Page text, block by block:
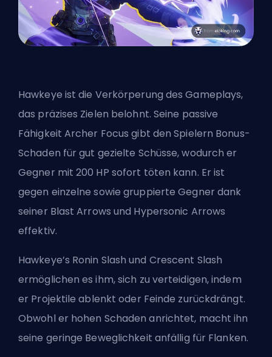
Hawkeye ist die Verkörperung des Gameplays,
das präzises Zielen belohnt. Seine passive
Fähigkeit Archer Focus gibt den Spielern Bonus-
Schaden für gut gezielte Schüsse, wodurch er
Gegner mit 200 HP sofort töten kann. Er ist
gegen einzelne sowie gruppierte Gegner dank
seiner Blast Arrows und Hypersonic Arrows
effektiv.
Hawkeye’s Ronin Slash und Crescent Slash
ermöglichen es ihm, sich zu verteidigen, indem
er Projektile ablenkt oder Feinde zurückdrängt.
Obwohl er hohen Schaden anrichtet, macht ihn
seine geringe Beweglichkeit anfällig für Flanken.